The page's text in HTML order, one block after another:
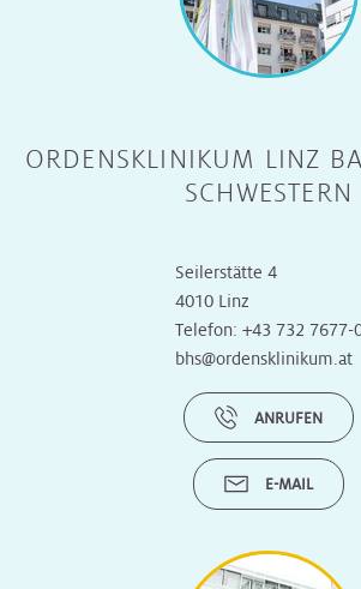
ORDENSKLINIKUM LINZ
SCHWESTERN
Seilerstätte 4
4010 Linz
Telefon: +43 732 7677-
bhs@ordensklinikum.at
ANRUFEN
E-MAIL